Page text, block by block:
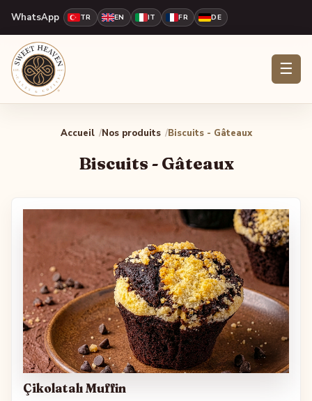
WhatsApp TR EN IT FR DE
☰
Accueil Nos produits Biscuits - Gâteaux
Biscuits - Gâteaux
Çikolatalı Muffin